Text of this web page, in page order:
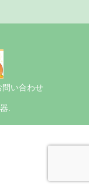
問い合わせ
.